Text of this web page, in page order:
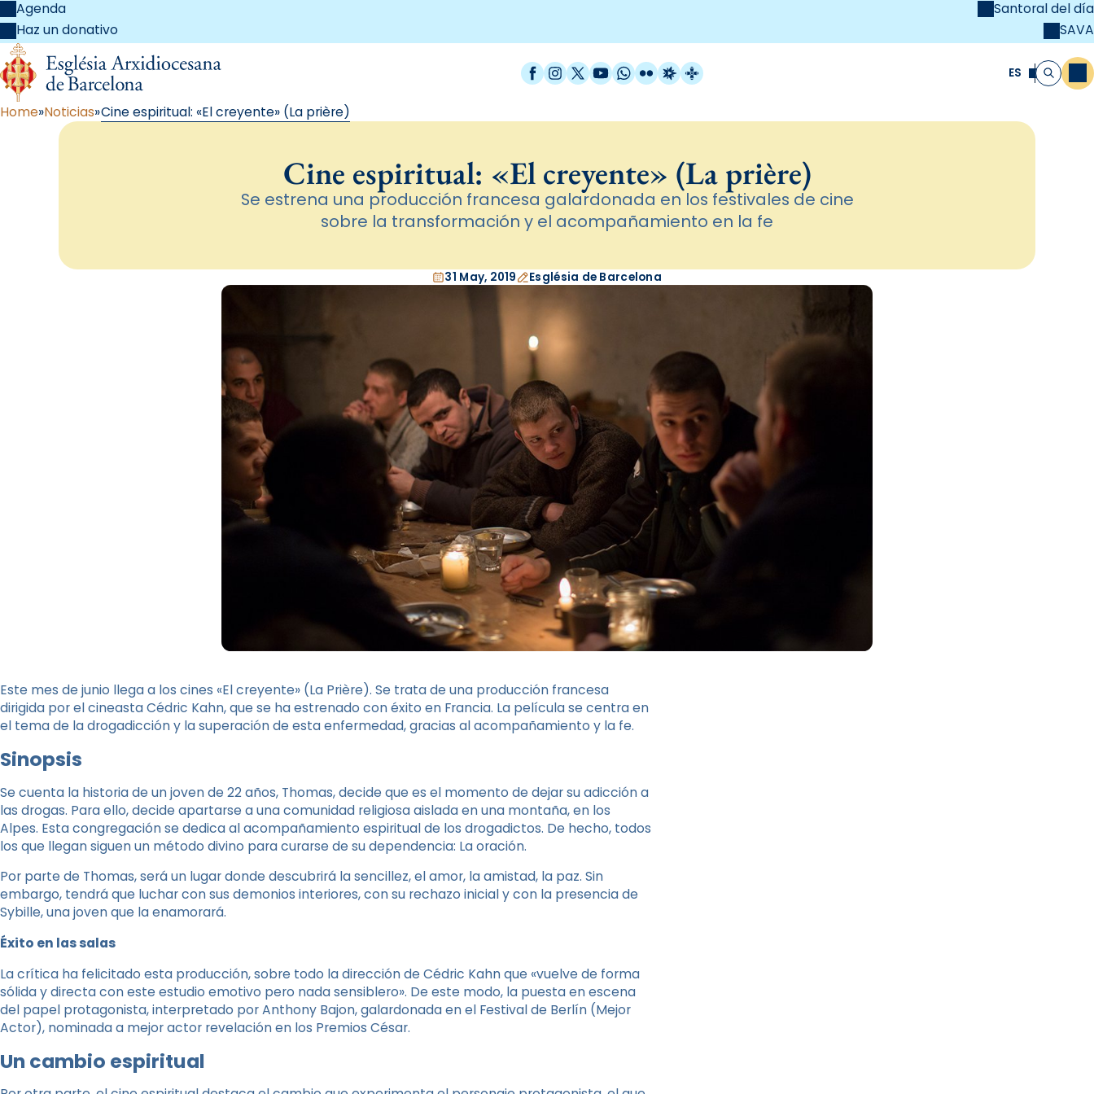
Agenda
Haz un donativo
Santoral del día
SAVA
Facebook
Instagram
X / Twitter
YouTube
WhatsApp
FlickrRadio Estel
Catalunya Cristiana ES Buscar
Home Noticias Cine espiritual: «El creyente» (La prière)
Cine espiritual: «El creyente» (La prière)
Se estrena una producción francesa galardonada en los festivales de cine
sobre la transformación y el acompañamiento en la fe
31 May, 2019 Església de Barcelona
Este mes de junio llega a los cines «El creyente» (La Prière). Se trata de una producción francesa
dirigida por el cineasta Cédric Kahn, que se ha estrenado con éxito en Francia. La película se centra en
el tema de la drogadicción y la superación de esta enfermedad, gracias al acompañamiento y la fe.
Sinopsis
Se cuenta la historia de un joven de 22 años, Thomas, decide que es el momento de dejar su adicción a
las drogas. Para ello, decide apartarse a una comunidad religiosa aislada en una montaña, en los
Alpes. Esta congregación se dedica al acompañamiento espiritual de los drogadictos. De hecho, todos
los que llegan siguen un método divino para curarse de su dependencia: La oración.
Por parte de Thomas, será un lugar donde descubrirá la sencillez, el amor, la amistad, la paz. Sin
embargo, tendrá que luchar con sus demonios interiores, con su rechazo inicial y con la presencia de
Sybille, una joven que la enamorará.
Éxito en las salas
La crítica ha felicitado esta producción, sobre todo la dirección de Cédric Kahn que «vuelve de forma
sólida y directa con este estudio emotivo pero nada sensiblero». De este modo, la puesta en escena
del papel protagonista, interpretado por Anthony Bajon, galardonada en el Festival de Berlín (Mejor
Actor), nominada a mejor actor revelación en los Premios César.
Un cambio espiritual